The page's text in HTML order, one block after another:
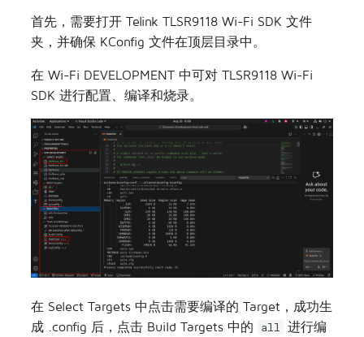
首先，需要打开 Telink TLSR9118 Wi-Fi SDK 文件
夹，并确保 KConfig 文件在顶层目录中。
在 Wi-Fi DEVELOPMENT 中可对 TLSR9118 Wi-Fi
SDK 进行配置、编译和烧录。
在 Select Targets 中点击需要编译的 Target，成功生
成 .config 后，点击 Build Targets 中的
all 进行编